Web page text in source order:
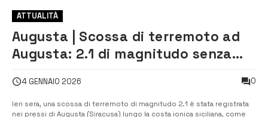
ATTUALITÀ
Augusta | Scossa di terremoto ad
Augusta: 2.1 di magnitudo senza
4 GENNAIO 2026 0
Ieri sera, una scossa di terremoto di magnitudo 2.1 è stata registrata
nei pressi di Augusta (Siracusa) lungo la costa ionica siciliana, come